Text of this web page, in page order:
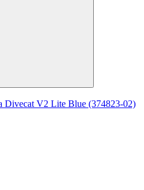
Divecat V2 Lite Blue (374823-02)